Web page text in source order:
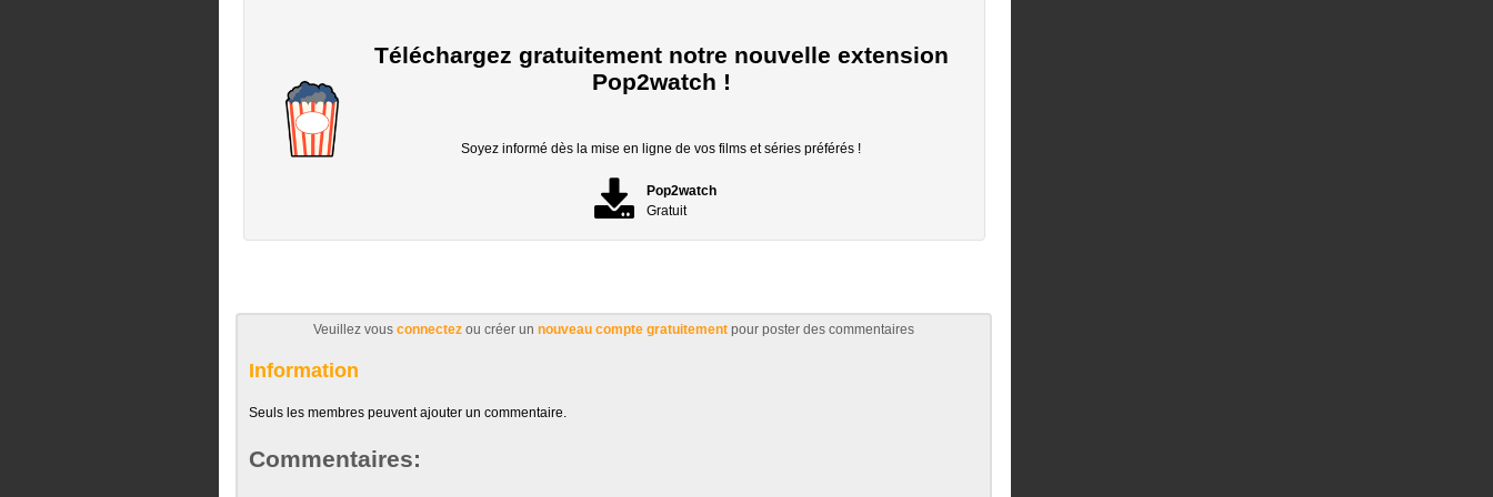
Téléchargez gratuitement notre nouvelle extension
Pop2watch !
Soyez informé dès la mise en ligne de vos films et séries préférés !
Pop2watch
Gratuit
Veuillez vous connectez ou créer un nouveau compte gratuitement pour poster des commentaires
Information
Seuls les membres peuvent ajouter un commentaire.
Commentaires: